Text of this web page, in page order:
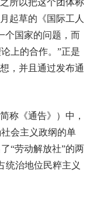
所以把这个团体称
起草的《国际工人
个国家的问题，而
上的合作。”正是
，并且通过发布通
称《通告》）中，
会主义政纲的单
“劳动解放社”的两
统治地位民粹主义